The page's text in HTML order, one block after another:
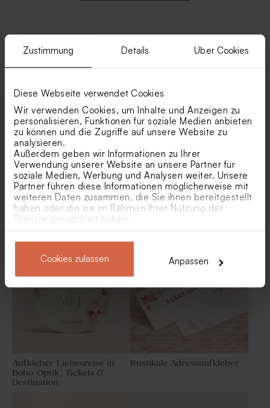
Zustimmung Details Über Cookies
Diese Webseite verwendet Cookies
Wir verwenden Cookies, um Inhalte und Anzeigen zu
personalisieren, Funktionen für soziale Medien anbieten
zu können und die Zugriffe auf unsere Website zu
analysieren.
Außerdem geben wir Informationen zu Ihrer
Verwendung unserer Website an unsere Partner für
soziale Medien, Werbung und Analysen weiter. Unsere
Partner führen diese Informationen möglicherweise mit
weiteren Daten zusammen, die Sie ihnen bereitgestellt
haben oder die sie im Rahmen Ihrer Nutzung der
Dienste gesammelt haben.
Cookies zulassen Anpassen
Glasröhrchen mit weißem
Badesalz und
Korkverschluss
Geschenkdose aus Samt in
Beige
Kleines sandfarbenes
Vorratsglas mit Glasdeckel
für Hochzeit
Personalisierter Bleistift mit
beigem Windrad
Ähnliche Produkte
Stilvoller runder Aufkleber
Runder Aufkleber mit
Aufkleber 'Liebesreise' in
Boho-Optik | Tickets &
Destination
Rustikale Adressaufkleber